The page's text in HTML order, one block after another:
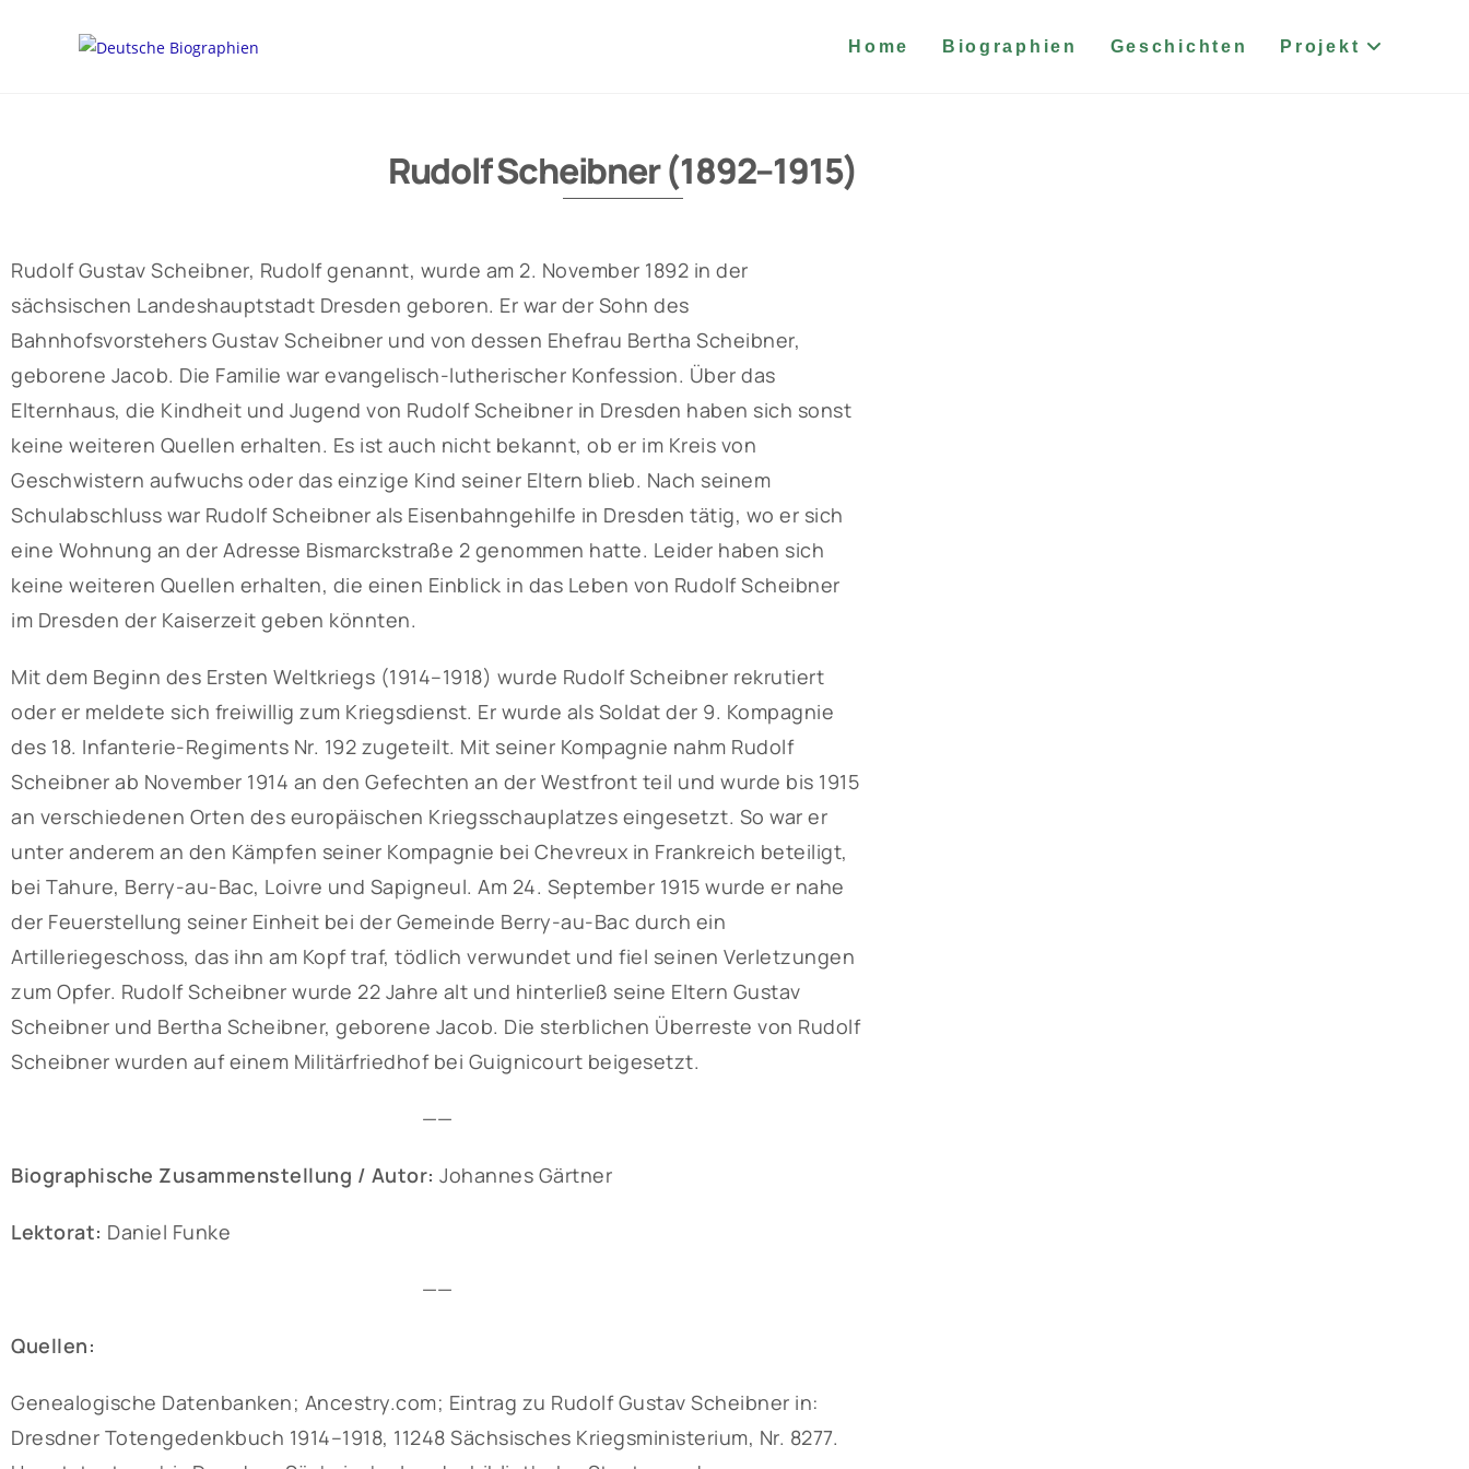
Home Biographien Geschichten Projekt
Rudolf Scheibner (1892–1915)
Rudolf Gustav Scheibner, Rudolf genannt, wurde am 2. November 1892 in der
sächsischen Landeshauptstadt Dresden geboren. Er war der Sohn des
Bahnhofsvorstehers Gustav Scheibner und von dessen Ehefrau Bertha Scheibner,
geborene Jacob. Die Familie war evangelisch-lutherischer Konfession. Über das
Elternhaus, die Kindheit und Jugend von Rudolf Scheibner in Dresden haben sich sonst
keine weiteren Quellen erhalten. Es ist auch nicht bekannt, ob er im Kreis von
Geschwistern aufwuchs oder das einzige Kind seiner Eltern blieb. Nach seinem
Schulabschluss war Rudolf Scheibner als Eisenbahngehilfe in Dresden tätig, wo er sich
eine Wohnung an der Adresse Bismarckstraße 2 genommen hatte. Leider haben sich
keine weiteren Quellen erhalten, die einen Einblick in das Leben von Rudolf Scheibner
im Dresden der Kaiserzeit geben könnten.
Mit dem Beginn des Ersten Weltkriegs (1914–1918) wurde Rudolf Scheibner rekrutiert
oder er meldete sich freiwillig zum Kriegsdienst. Er wurde als Soldat der 9. Kompagnie
des 18. Infanterie-Regiments Nr. 192 zugeteilt. Mit seiner Kompagnie nahm Rudolf
Scheibner ab November 1914 an den Gefechten an der Westfront teil und wurde bis 1915
an verschiedenen Orten des europäischen Kriegsschauplatzes eingesetzt. So war er
unter anderem an den Kämpfen seiner Kompagnie bei Chevreux in Frankreich beteiligt,
bei Tahure, Berry-au-Bac, Loivre und Sapigneul. Am 24. September 1915 wurde er nahe
der Feuerstellung seiner Einheit bei der Gemeinde Berry-au-Bac durch ein
Artilleriegeschoss, das ihn am Kopf traf, tödlich verwundet und fiel seinen Verletzungen
zum Opfer. Rudolf Scheibner wurde 22 Jahre alt und hinterließ seine Eltern Gustav
Scheibner und Bertha Scheibner, geborene Jacob. Die sterblichen Überreste von Rudolf
Scheibner wurden auf einem Militärfriedhof bei Guignicourt beigesetzt.
——
Biographische Zusammenstellung / Autor: Johannes Gärtner
Lektorat: Daniel Funke
——
Quellen:
Genealogische Datenbanken; Ancestry.com; Eintrag zu Rudolf Gustav Scheibner in:
Dresdner Totengedenkbuch 1914–1918, 11248 Sächsisches Kriegsministerium, Nr. 8277.